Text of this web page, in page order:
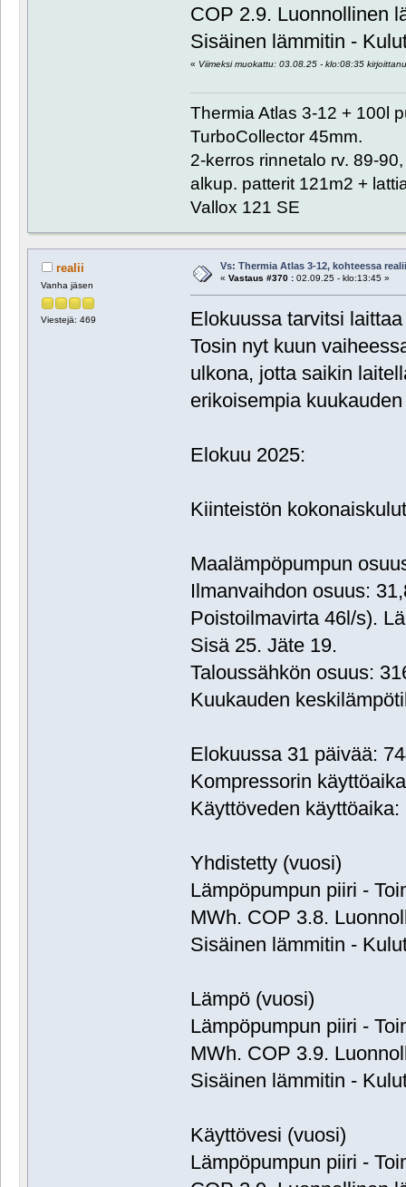
COP 2.9. Luonnollinen
Sisäinen lämmitin -
« Viimeksi muokattu: 03.08.25 - klo:08:35
Thermia Atlas 3-12 + 100l
TurboCollector 45mm.
2-kerros rinnetalo rv. 89-
alkup. patterit 121m2 +
Vallox 121 SE
realii
Vanha jäsen
Viestejä: 469
Vs: Thermia Atlas 3-12, kohteessa realii
« Vastaus #370 :02.09.25 - klo:13:45 »
Elokuussa tarvitsi
Tosin nyt kuun
ulkona, jotta saikin
erikoisempia
Elokuu 2025:
Kiinteistön
Maalämpöpumpun
Ilmanvaihdon osuus:
Poistoilmavirta 46l/s).
Sisä 25. Jäte 19.
Taloussähkön osuus:
Kuukauden
Elokuussa 31 päivää:
Kompressorin
Käyttöveden käyttöaika:
Yhdistetty (vuosi)
Lämpöpumpun piiri -
MWh. COP 3.8.
Sisäinen lämmitin -
Lämpö (vuosi)
Lämpöpumpun piiri -
MWh. COP 3.9.
Sisäinen lämmitin -
Käyttövesi (vuosi)
Lämpöpumpun piiri -